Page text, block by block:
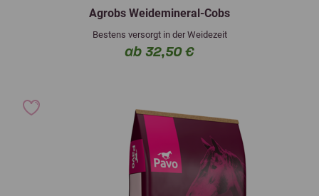
Agrobs Weidemineral-Cobs
Bestens versorgt in der Weidezeit
ab 32,50 €